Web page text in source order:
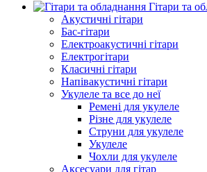
Гітари та
Акустичні гітари
Бас-гітари
Електроакустичні гітари
Електрогітари
Класичні гітари
Напівакустичні гітари
Укулеле та все до неї
Ремені для укулеле
Різне для укулеле
Струни для укулеле
Укулеле
Чохли для укулеле
Аксесуари для гітар